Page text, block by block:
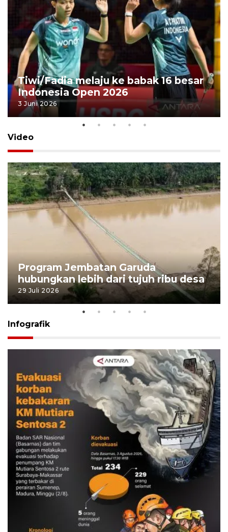
Tiwi/Fadia melaju ke babak 16 besar
Indonesia Open 2026
3 Juni 2026
Video
Program Jembatan Garuda
hubungkan lebih dari tujuh ribu desa
29 Juli 2026
Infografik